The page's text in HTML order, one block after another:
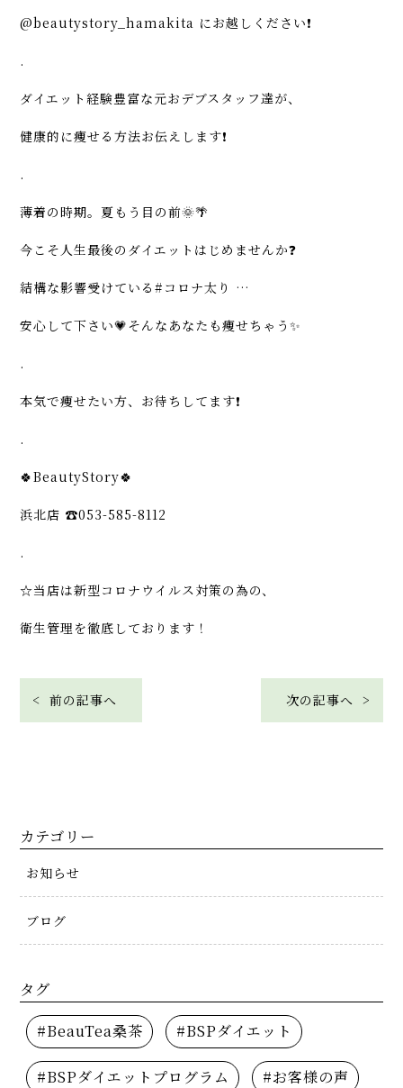
@beautystory_hamakita にお越しください❗️
.
ダイエット経験豊富な元おデブスタッフ達が、
健康的に痩せる方法お伝えします❗️
.
薄着の時期。夏もう目の前🌞🌴
今こそ人生最後のダイエットはじめませんか❓
結構な影響受けている#コロナ太り …
安心して下さい💗そんなあなたも痩せちゃう✨
.
本気で痩せたい方、お待ちしてます❗️
.
🍀BeautyStory🍀
浜北店 ☎︎053-585-8112
.
☆当店は新型コロナウイルス対策の為の、
衛生管理を徹底しております！
< 前の記事へ 次の記事へ >
カテゴリー
お知らせ
ブログ
タグ
#BeauTea桑茶 #BSPダイエット
#BSPダイエットプログラム #お客様の声